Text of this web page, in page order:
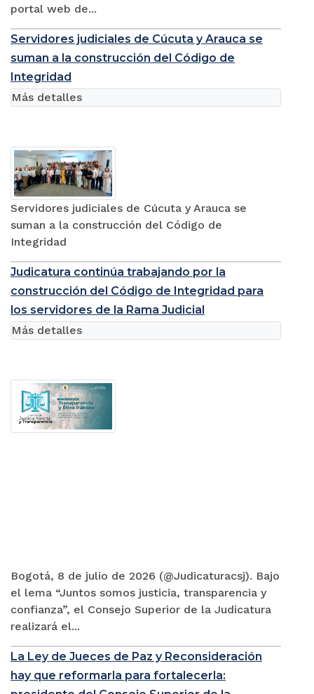
portal web de...
Servidores judiciales de Cúcuta y Arauca se
suman a la construcción del Código de
Integridad
Servidores judiciales de Cúcuta y Arauca se
suman a la construcción del Código de
Integridad
Más detalles
Judicatura continúa trabajando por la
construcción del Código de Integridad para
los servidores de la Rama Judicial
Bogotá, 8 de julio de 2026 (@Judicaturacsj). Bajo
el lema “Juntos somos justicia, transparencia y
confianza”, el Consejo Superior de la Judicatura
realizará el...
Más detalles
La Ley de Jueces de Paz y Reconsideración
hay que reformarla para fortalecerla: